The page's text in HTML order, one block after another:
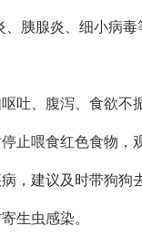
胰腺炎、细小病毒
吐、腹泻、食欲不
止喂食红色食物，
，建议及时带狗狗
生虫感染。